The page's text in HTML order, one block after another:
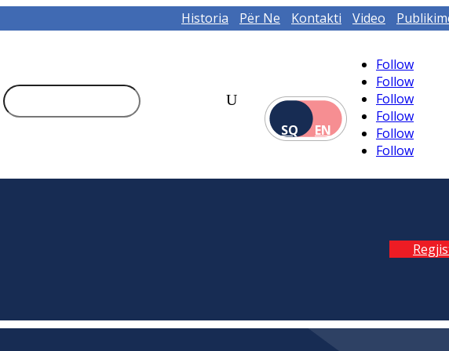
Historia Për Ne Kontakti Video
SQ
EN
Follow
Follow
Follow
Follow
Follow
Follow